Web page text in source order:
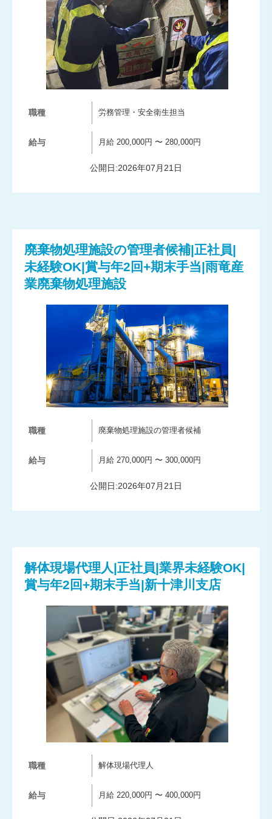
職種 労務管理・安全衛生担当
給与 月給 200,000円 〜 280,000円
公開日:2026年07月21日
廃棄物処理施設の管理者候補|正社員|
未経験OK|賞与年2回+期末手当|雨竜産
業廃棄物処理施設
職種 廃棄物処理施設の管理者候補
給与 月給 270,000円 〜 300,000円
公開日:2026年07月21日
解体現場代理人|正社員|業界未経験OK|
賞与年2回+期末手当|新十津川支店
職種 解体現場代理人
給与 月給 220,000円 〜 400,000円